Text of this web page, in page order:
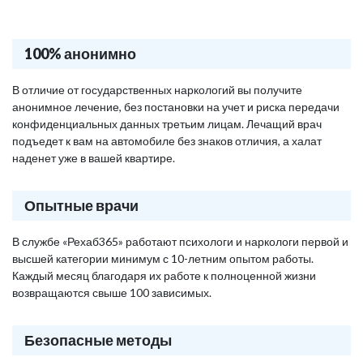
100% анонимно
В отличие от государственных наркологий вы получите
анонимное лечение, без постановки на учет и риска передачи
конфиденциальных данных третьим лицам. Лечащий врач
подъедет к вам на автомобиле без знаков отличия, а халат
наденет уже в вашей квартире.
Опытные врачи
В службе «Рехаб365» работают психологи и наркологи первой и
высшей категории минимум с 10-летним опытом работы.
Каждый месяц благодаря их работе к полноценной жизни
возвращаются свыше 100 зависимых.
Безопасные методы